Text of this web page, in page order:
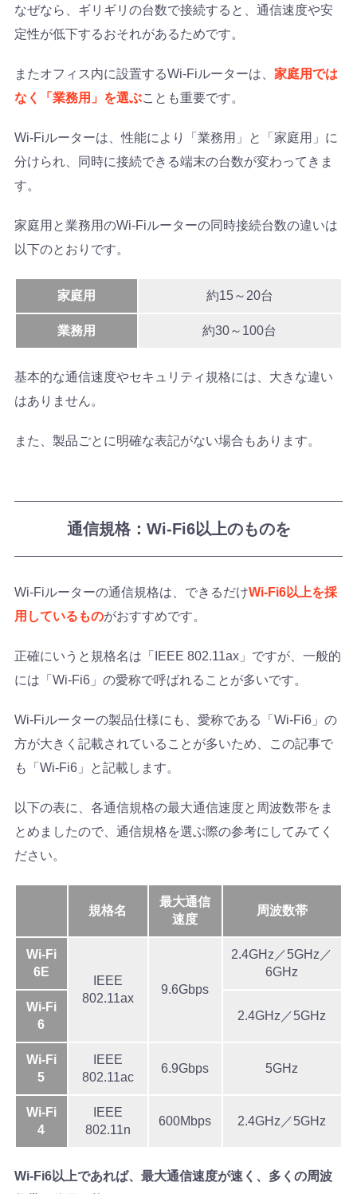
なぜなら、ギリギリの台数で接続すると、通信速度や安
定性が低下するおそれがあるためです。
またオフィス内に設置するWi-Fiルーターは、 家庭用では
なく「業務用」を選ぶことも重要です。
Wi-Fiルーターは、性能により「業務用」と「家庭用」に
分けられ、同時に接続できる端末の台数が変わってきま
す。
家庭用と業務用のWi-Fiルーターの同時接続台数の違いは
以下のとおりです。
家庭用 約15～20台
業務用 約30～100台
基本的な通信速度やセキュリティ規格には、大きな違い
はありません。
また、製品ごとに明確な表記がない場合もあります。
通信規格：Wi-Fi6以上のものを
Wi-Fiルーターの通信規格は、できるだけWi-Fi6以上を採
用しているものがおすすめです。
正確にいうと規格名は「IEEE 802.11ax」ですが、一般的
には「Wi-Fi6」の愛称で呼ばれることが多いです。
Wi-Fiルーターの製品仕様にも、愛称である「Wi-Fi6」の
方が大きく記載されていることが多いため、この記事で
も「Wi-Fi6」と記載します。
以下の表に、各通信規格の最大通信速度と周波数帯をま
とめましたので、通信規格を選ぶ際の参考にしてみてく
ださい。
規格名
最大通信
速度
周波数帯
Wi-Fi
6E
IEEE
802.11ax
9.6Gbps
2.4GHz／5GHz／
6GHz
Wi-Fi
6
2.4GHz／5GHz
Wi-Fi
5
IEEE
802.11ac
6.9Gbps 5GHz
Wi-Fi
4
IEEE
802.11n
600Mbps 2.4GHz／5GHz
Wi-Fi6以上であれば、最大通信速度が速く、多くの周波